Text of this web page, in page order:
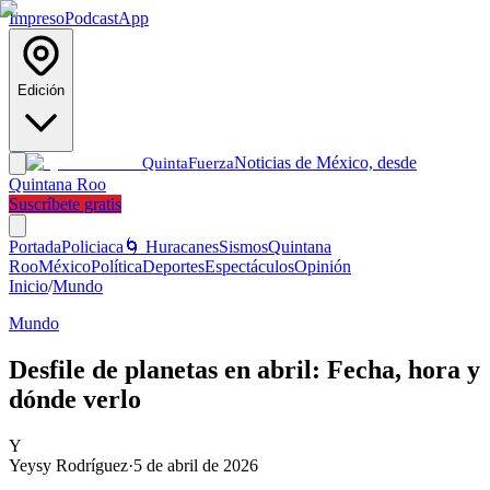
ImpresoPodcastApp
Edición
QuintaFuerzaNoticias de México, desde
Quintana Roo
Suscríbete gratis
PortadaPoliciaca 🌀 HuracanesSismosQuintana
RooMéxicoPolíticaDeportesEspectáculosOpinión
Inicio/Mundo
Mundo
Desfile de planetas en abril: Fecha, hora y
dónde verlo
Y
Yeysy Rodríguez·5 de abril de 2026